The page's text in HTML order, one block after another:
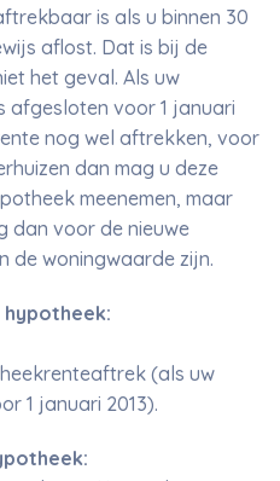
is als u binnen 30
aflost. Dat is bij de
het geval. Als uw
afgesloten voor 1 januari
nog wel aftrekken, voor
dan mag u deze
meenemen, maar
dan voor de nieuwe
de woningwaarde zijn.
(als uw
1 januari 2013).